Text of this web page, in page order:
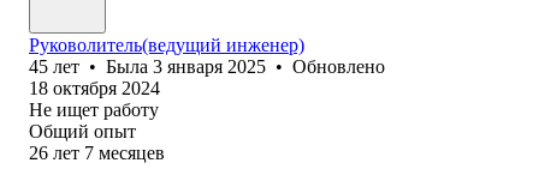
Руковолитель(ведущий инженер)
45 лет • Была 3 января 2025 • Обновлено
18 октября 2024
Не ищет работу
Общий опыт
26 лет 7 месяцев